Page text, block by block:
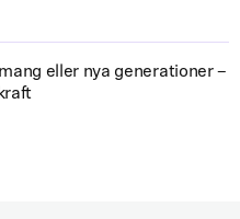
eller nya generationer –